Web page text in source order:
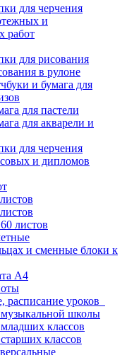
для черчения
и
работ
для рисования
в рулоне
и бумага для
для пастели
для акварели и
для черчения
и дипломов
листов
и сменные блоки к
А4
уроков
школы
классов
классов